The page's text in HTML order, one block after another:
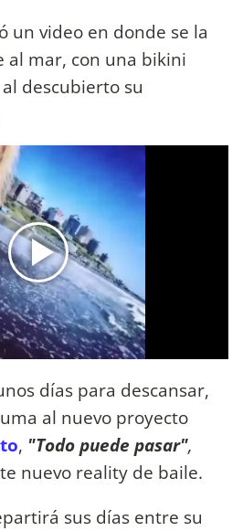
un video en donde se la
al mar, con una bikini
descubierto su
días para descansar,
al nuevo proyecto
, "Todo puede pasar",
nuevo reality de baile.
sus días entre su